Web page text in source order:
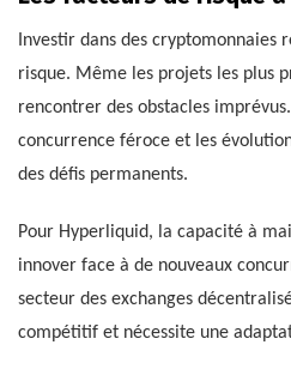
Investir dans des cryptomonnaies
risque. Même les projets les plus
rencontrer des obstacles
concurrence féroce et les
des défis permanents.
Pour Hyperliquid, la capacité à
innover face à de nouveaux
secteur des exchanges
compétitif et nécessite une